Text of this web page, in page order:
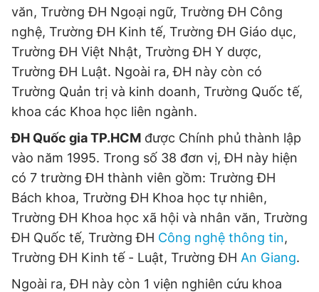
văn, Trường ĐH Ngoại ngữ, Trường ĐH Công
nghệ, Trường ĐH Kinh tế, Trường ĐH Giáo dục,
Trường ĐH Việt Nhật, Trường ĐH Y dược,
Trường ĐH Luật. Ngoài ra, ĐH này còn có
Trường Quản trị và kinh doanh, Trường Quốc tế,
khoa các Khoa học liên ngành.
ĐH Quốc gia TP.HCM được Chính phủ thành lập
vào năm 1995. Trong số 38 đơn vị, ĐH này hiện
có 7 trường ĐH thành viên gồm: Trường ĐH
Bách khoa, Trường ĐH Khoa học tự nhiên,
Trường ĐH Khoa học xã hội và nhân văn, Trường
ĐH Quốc tế, Trường ĐH Công nghệ thông tin,
Trường ĐH Kinh tế - Luật, Trường ĐH An Giang.
Ngoài ra, ĐH này còn 1 viện nghiên cứu khoa